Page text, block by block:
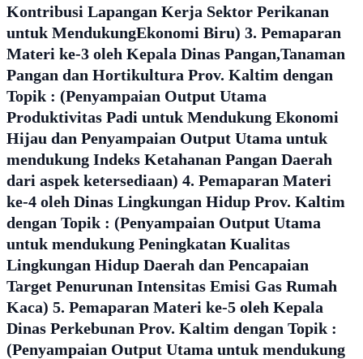
Kontribusi Lapangan Kerja Sektor Perikanan
untuk MendukungEkonomi Biru) 3. Pemaparan
Materi ke-3 oleh Kepala Dinas Pangan,Tanaman
Pangan dan Hortikultura Prov. Kaltim dengan
Topik : (Penyampaian Output Utama
Produktivitas Padi untuk Mendukung Ekonomi
Hijau dan Penyampaian Output Utama untuk
mendukung Indeks Ketahanan Pangan Daerah
dari aspek ketersediaan) 4. Pemaparan Materi
ke-4 oleh Dinas Lingkungan Hidup Prov. Kaltim
dengan Topik : (Penyampaian Output Utama
untuk mendukung Peningkatan Kualitas
Lingkungan Hidup Daerah dan Pencapaian
Target Penurunan Intensitas Emisi Gas Rumah
Kaca) 5. Pemaparan Materi ke-5 oleh Kepala
Dinas Perkebunan Prov. Kaltim dengan Topik :
(Penyampaian Output Utama untuk mendukung